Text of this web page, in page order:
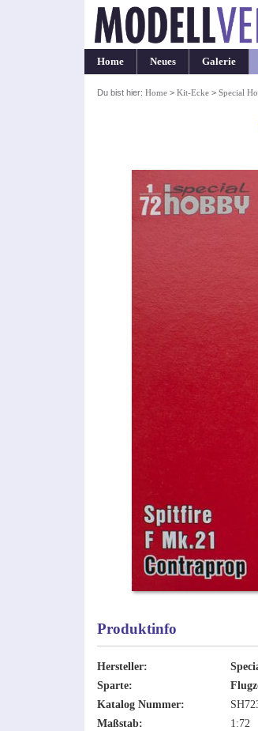
Home Neues Galerie
Du bist hier: Home> Kit-Ecke> Special
Produktinfo
Hersteller:
Sparte:
Katalog Nummer:
Maßstab:
1:72